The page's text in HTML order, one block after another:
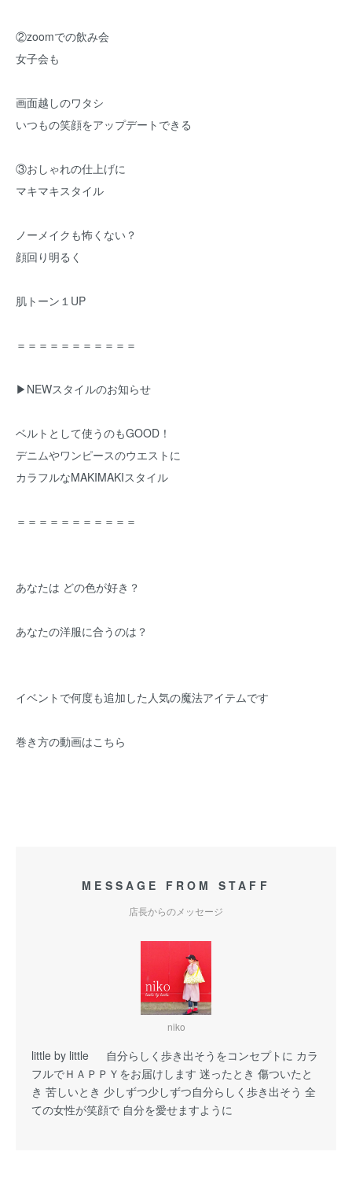
②zoomでの飲み会
女子会も
画面越しのワタシ
いつもの笑顔をアップデートできる
③おしゃれの仕上げに
マキマキスタイル
ノーメイクも怖くない？
顔回り明るく
肌トーン１UP
＝＝＝＝＝＝＝＝＝＝＝
▶NEWスタイルのお知らせ
ベルトとして使うのもGOOD！
デニムやワンピースのウエストに
カラフルなMAKIMAKIスタイル
＝＝＝＝＝＝＝＝＝＝＝
あなたは どの色が好き？
あなたの洋服に合うのは？
イベントで何度も追加した人気の魔法アイテムです
巻き方の動画はこちら
MESSAGE FROM STAFF
店長からのメッセージ
niko
little by little 自分らしく歩き出そうをコンセプトに カラ
フルでＨＡＰＰＹをお届けします 迷ったとき 傷ついたと
き 苦しいとき 少しずつ少しずつ自分らしく歩き出そう 全
ての女性が笑顔で 自分を愛せますように